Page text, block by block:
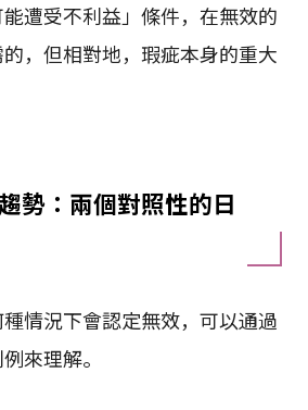
遭受不利益」條件，在無效的
，但相對地，瑕疵本身的重大
勢：兩個對照性的日
情況下會認定無效，可以通過
來理解。